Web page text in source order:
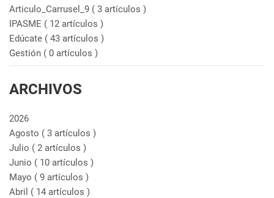
Articulo_Carrusel_9 ( 3 artículos )
IPASME ( 12 artículos )
Edúcate ( 43 artículos )
Gestión ( 0 artículos )
ARCHIVOS
2026
Agosto ( 3 artículos )
Julio ( 2 artículos )
Junio ( 10 artículos )
Mayo ( 9 artículos )
Abril ( 14 artículos )